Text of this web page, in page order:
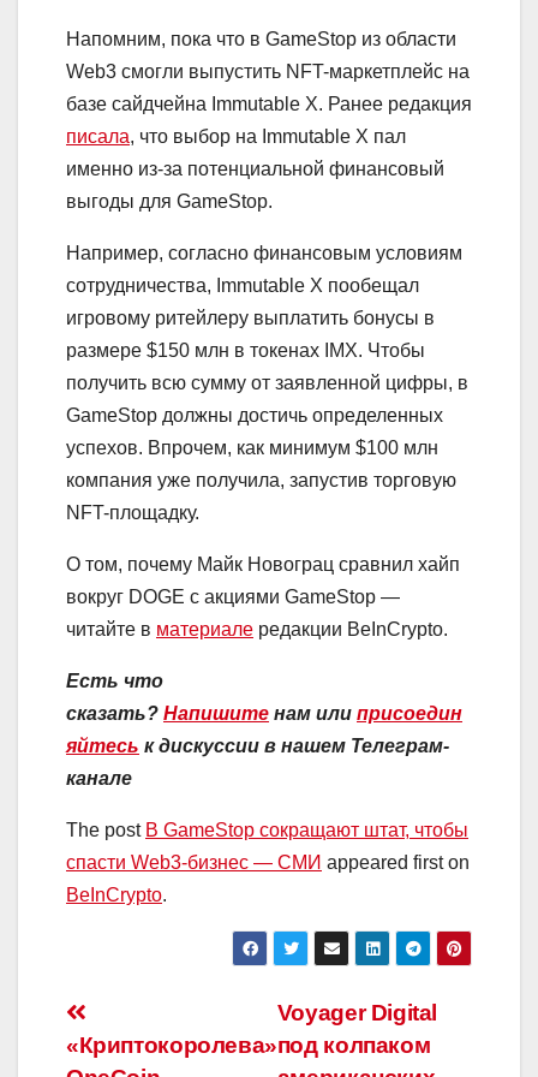
Напомним, пока что в GameStop из области
Web3 смогли выпустить NFT-маркетплейс на
базе сайдчейна Immutable X. Ранее редакция
писала, что выбор на Immutable X пал
именно из-за потенциальной финансовый
выгоды для GameStop.
Например, согласно финансовым условиям
сотрудничества, Immutable X пообещал
игровому ритейлеру выплатить бонусы в
размере $150 млн в токенах IMX. Чтобы
получить всю сумму от заявленной цифры, в
GameStop должны достичь определенных
успехов. Впрочем, как минимум $100 млн
компания уже получила, запустив торговую
NFT-площадку.
О том, почему Майк Новограц сравнил хайп
вокруг DOGE с акциями GameStop —
читайте в материале редакции BeInCrypto.
Есть что
сказать? Напишите нам или присоедин
яйтесь к дискуссии в нашем Телеграм-
канале
The post В GameStop сокращают штат, чтобы
спасти Web3-бизнес — СМИ appeared first on
BeInCrypto.
Навигация
Voyager Digital
под колпаком
«Криптокоролева»